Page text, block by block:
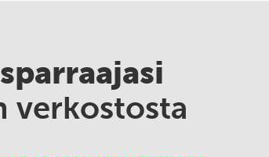
verkostosta